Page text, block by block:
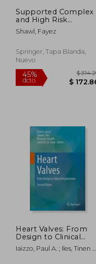
15%
Supported Complex
and High Risk
Coronary Angioplasty
(en Inglés)
Shawl, Fayez
Springer, Tapa Blanda,
Nuevo
Heart Valves: From
Design to Clinical
Implantation (en
Inglés)
Iaizzo, Paul A. ; Iles, Tinen L.